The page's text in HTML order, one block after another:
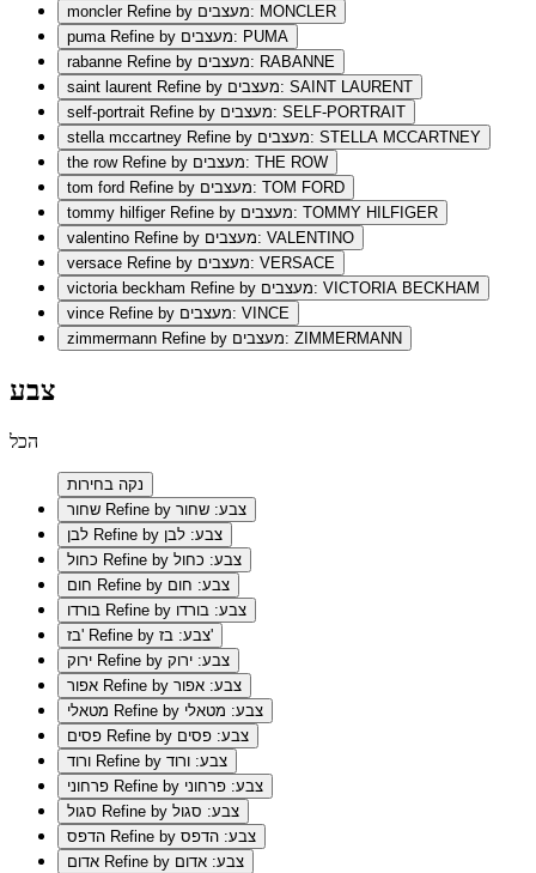
moncler
Refine by מעצבים: MONCLER
puma
Refine by מעצבים: PUMA
rabanne
Refine by מעצבים: RABANNE
saint laurent
Refine by מעצבים: SAINT LAURENT
self-portrait
Refine by מעצבים: SELF-PORTRAIT
stella mccartney
Refine by מעצבים: STELLA MCCARTNEY
the row
Refine by מעצבים: THE ROW
tom ford
Refine by מעצבים: TOM FORD
tommy hilfiger
Refine by מעצבים: TOMMY HILFIGER
valentino
Refine by מעצבים: VALENTINO
versace
Refine by מעצבים: VERSACE
victoria beckham
Refine by מעצבים: VICTORIA BECKHAM
vince
Refine by מעצבים: VINCE
zimmermann
Refine by מעצבים: ZIMMERMANN
צבע
הכל
נקה בחירות
Refine by צבע: שחור
Refine by צבע: לבן
Refine by צבע: כחול
Refine by צבע: חום
Refine by צבע: בורדו
בז'
Refine by צבע: בז'
Refine by צבע: ירוק
Refine by צבע: אפור
Refine by צבע: מטאלי
Refine by צבע: פסים
Refine by צבע: ורוד
Refine by צבע: פרחוני
Refine by צבע: סגול
Refine by צבע: הדפס
Refine by צבע: אדום